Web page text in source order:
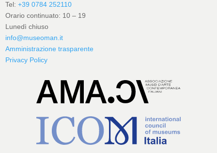
Tel:+39 0784 252110
Orario continuato: 10 – 19
Lunedì chiuso
info@museoman.it
Amministrazione trasparente
Privacy Policy